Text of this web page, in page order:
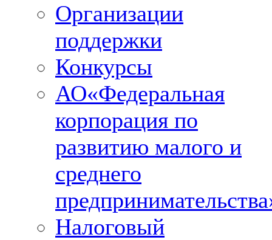
Организации
поддержки
Конкурсы
АО«Федеральная
корпорация по
развитию малого и
среднего
Налоговый